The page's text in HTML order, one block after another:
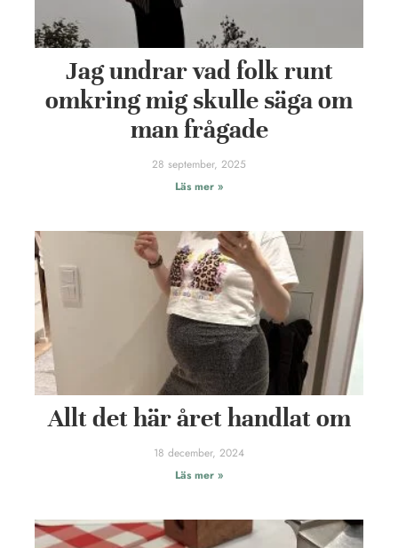
Jag undrar vad folk runt
omkring mig skulle säga om
man frågade
28 september, 2025
Läs mer »
Allt det här året handlat om
18 december, 2024
Läs mer »